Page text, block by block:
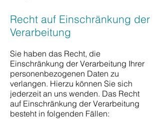
Recht auf Einschränkung der
Verarbeitung
Sie haben das Recht, die
Einschränkung der Verarbeitung Ihrer
personenbezogenen Daten zu
verlangen. Hierzu können Sie sich
jederzeit an uns wenden. Das Recht
auf Einschränkung der Verarbeitung
besteht in folgenden Fällen: